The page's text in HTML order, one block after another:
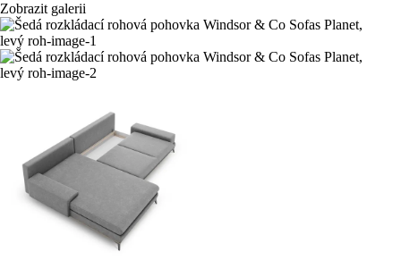
Zobrazit galerii